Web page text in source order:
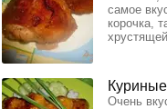
самое
корочка,
Очень